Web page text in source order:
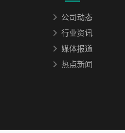
公司动态
行业资讯
媒体报道
热点新闻